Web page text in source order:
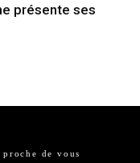
présente ses
de vous